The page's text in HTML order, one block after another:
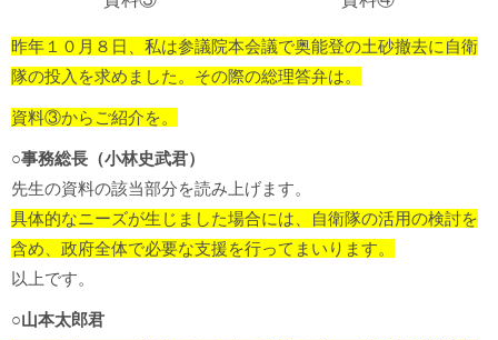
昨年１０月８日、私は参議院本会議で奥能登の土砂撤去に自衛
隊の投入を求めました。その際の総理答弁は。
資料③からご紹介を。
○事務総長（小林史武君）
先生の資料の該当部分を読み上げます。
具体的なニーズが生じました場合には、自衛隊の活用の検討を
含め、政府全体で必要な支援を行ってまいります。
以上です。
○山本太郎君